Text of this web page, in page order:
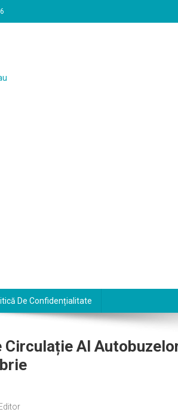
De Confidențialitate
Circulație Al